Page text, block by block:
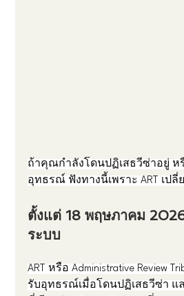
ถ้าคุณกำลังโดนปฏิเสธวีซ่าอยู่ ห
อุทธรณ์ ฟังทางนี้เพราะ ART เป
ตั้งแต่ 18 พฤษภาคม
ระบบ
ART หรือ Administrative Review
รับอุทธรณ์เมื่อโดนปฏิเสธวีซ่า แ